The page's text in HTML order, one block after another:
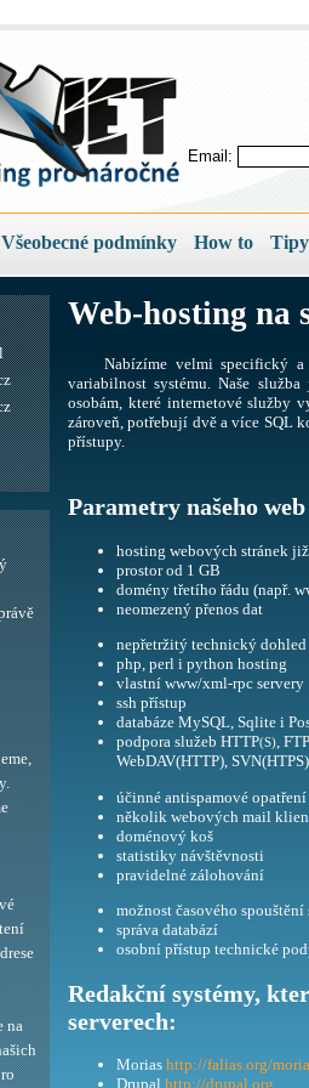
Email:
Všeobecné podmínky How to
Web-hosting na
Nabízíme velmi specifický
variabilnost systému. Naše
osobám, které internetové služby
zároveň, potřebují dvě a více SQL
přístupy.
Parametry našeho
hosting webových stránek
prostor od 1 GB
domény třetího řádu (např.
neomezený přenos dat
nepřetržitý technický dohled
php, perl i python hosting
vlastní www/xml-rpc servery
ssh přístup
databáze MySQL, Sqlite i
podpora služeb HTTP(S), FTP
WebDAV(HTTP),
účinné antispamové opatření
několik webových mail
doménový koš
statistiky návštěvnosti
pravidelné zálohování
možnost časového spouštění
správa databází
osobní přístup technické
Redakční systémy,
serverech:
Morias http://falias.org/
Drupal http://drupal.org
na